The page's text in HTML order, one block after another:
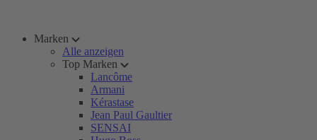
Marken
Alle anzeigen
Top Marken
Lancôme
Armani
Kérastase
Jean Paul Gaultier
SENSAI